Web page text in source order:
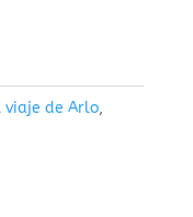
viaje de Arlo,